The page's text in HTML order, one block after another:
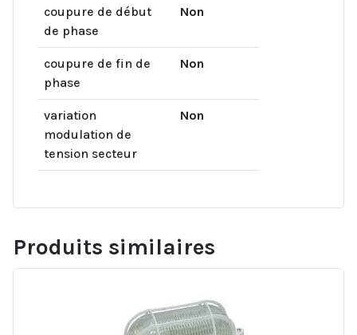
coupure de début
de phase
Non
coupure de fin de
phase
Non
variation
modulation de
tension secteur
Non
Produits similaires